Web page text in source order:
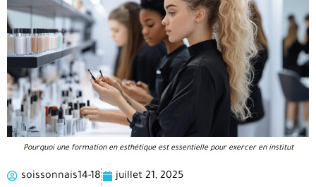
Pourquoi une formation en esthétique est essentielle pour exercer en institut
soissonnais14-18 juillet 21, 2025